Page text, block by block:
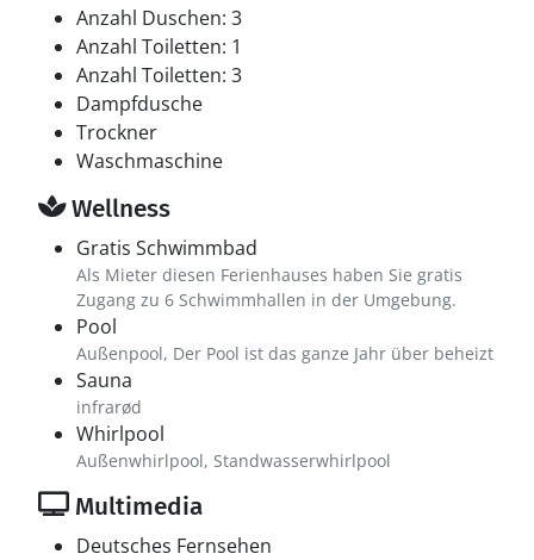
Anzahl Duschen: 3
Anzahl Toiletten: 1
Anzahl Toiletten: 3
Dampfdusche
Trockner
Waschmaschine
Wellness
Gratis Schwimmbad
Als Mieter diesen Ferienhauses haben Sie gratis
Zugang zu 6 Schwimmhallen in der Umgebung.
Pool
Außenpool, Der Pool ist das ganze Jahr über beheizt
Sauna
infrarød
Whirlpool
Außenwhirlpool, Standwasserwhirlpool
Multimedia
Deutsches Fernsehen